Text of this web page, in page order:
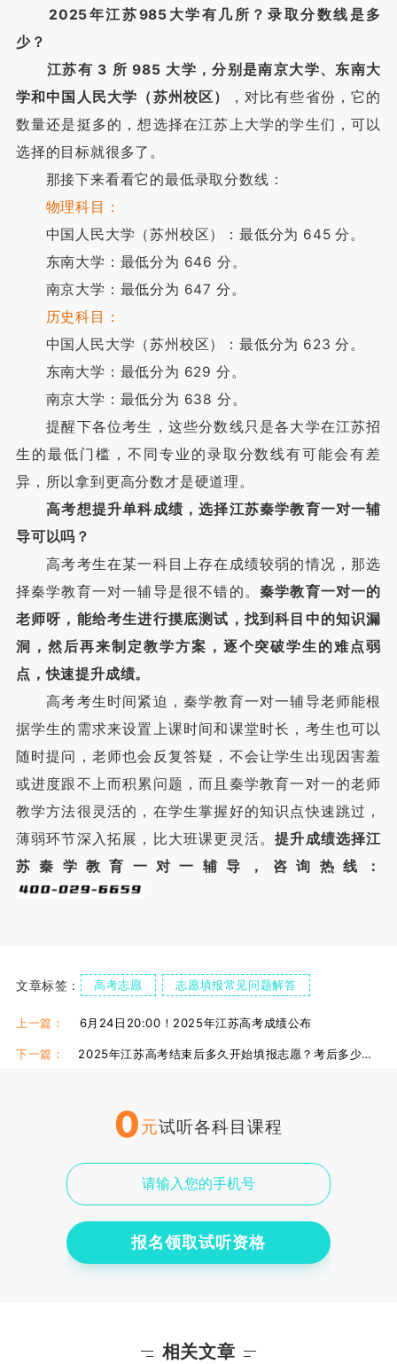
2025年江苏985大学有几所？录取分数线是多
少？
江苏有 3 所 985 大学，分别是南京大学、东南大
学和中国人民大学（苏州校区）
，对比有些省份，它的
数量还是挺多的，想选择在江苏上大学的学生们，可以
选择的目标就很多了。
那接下来看看它的最低录取分数线：
物理科目：
中国人民大学（苏州校区）：最低分为 645 分。
东南大学：最低分为 646 分。
南京大学：最低分为 647 分。
历史科目：
中国人民大学（苏州校区）：最低分为 623 分。
东南大学：最低分为 629 分。
南京大学：最低分为 638 分。
提醒下各位考生，这些分数线只是各大学在江苏招
生的最低门槛，不同专业的录取分数线有可能会有差
异，所以拿到更高分数才是硬道理。
高考想提升单科成绩，选择江苏秦学教育一对一辅
导可以吗？
高考考生在某一科目上存在成绩较弱的情况，那选
择秦学教育一对一辅导是很不错的。 秦学教育一对一的
老师呀，能给考生进行摸底测试，找到科目中的知识漏
洞，然后再来制定教学方案，逐个突破学生的难点弱
点，快速提升成绩。
高考考生时间紧迫，秦学教育一对一辅导老师能根
据学生的需求来设置上课时间和课堂时长，考生也可以
随时提问，老师也会反复答疑，不会让学生出现因害羞
或进度跟不上而积累问题，而且秦学教育一对一的老师
教学方法很灵活的，在学生掌握好的知识点快速跳过，
薄弱环节深入拓展，比大班课更灵活。提升成绩选择江
苏秦学教育一对一辅导，咨询热线：
文章标签： 高考志愿 志愿填报常见问题解答
江苏秦学教育 高考志愿填报机构
上一篇： 6月24日20:00！2025年江苏高考成绩公布
下一篇： 2025年江苏高考结束后多久开始填报志愿？考后多少天？
0元试听各科目课程
报名领取试听资格
相关文章